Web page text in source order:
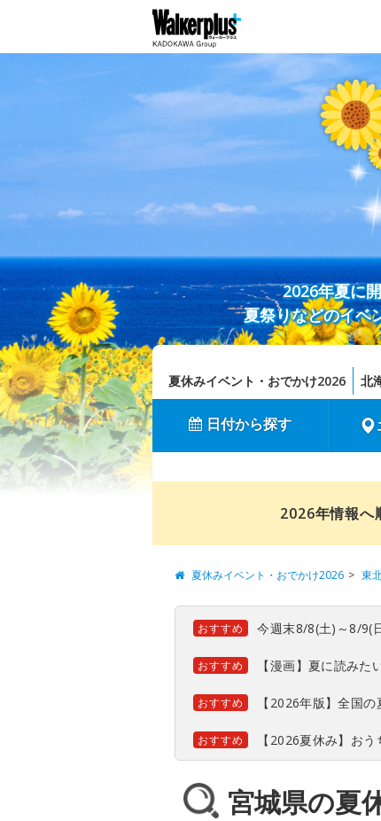
2026年夏に
夏祭りなどのイベ
夏休みイベント・おでかけ2026 北
日付から探す
2026年情報へ
夏休みイベント・おでかけ2026 東
おすすめ 今週末8/8(土)～8/9(
おすすめ 【漫画】夏に読み
おすすめ 【2026年版】全国
おすすめ 【2026夏休み】お
宮城県の夏